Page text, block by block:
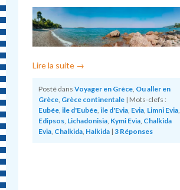
Lire la suite →
Posté dans Voyager en Grèce, Ou aller en
Grèce, Grèce continentale | Mots-clefs :
Eubée,ile d'Eubée,ile d'Evia, Evia, Limni Evia,
Edipsos, Lichadonisia, Kymi Evia, Chalkida
Evia, Chalkida, Halkida |3 Réponses